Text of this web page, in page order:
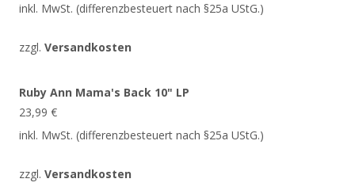
inkl. MwSt. (differenzbesteuert nach §25a UStG.)
zzgl. Versandkosten
Ruby Ann Mama's Back 10" LP
23,99 €
inkl. MwSt. (differenzbesteuert nach §25a UStG.)
zzgl. Versandkosten